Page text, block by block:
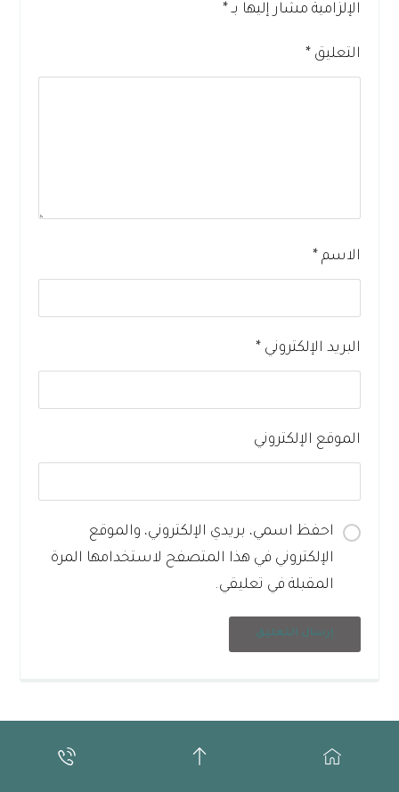
الإلزامية مشار إليها بـ*
التعليق*
الاسم*
البريد الإلكتروني*
الموقع الإلكتروني
احفظ اسمي، بريدي الإلكتروني، والموقع
الإلكتروني في هذا المتصفح لاستخدامها المرة
المقبلة في تعليقي.
إرسال التعليق